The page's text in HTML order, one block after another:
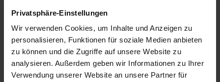
Privatsphäre-Einstellungen
Wir verwenden Cookies, um Inhalte und Anzeigen zu
personalisieren, Funktionen für soziale Medien anbieten
zu können und die Zugriffe auf unsere Website zu
analysieren. Außerdem geben wir Informationen zu Ihrer
Verwendung unserer Website an unsere Partner für
Beratersuche
Karriere
Presse
Kontakt
Informationen für Mitglieder